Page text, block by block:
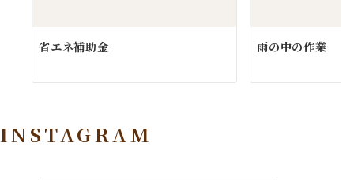
省エネ補助金 雨の中の作業
INSTAGRAM